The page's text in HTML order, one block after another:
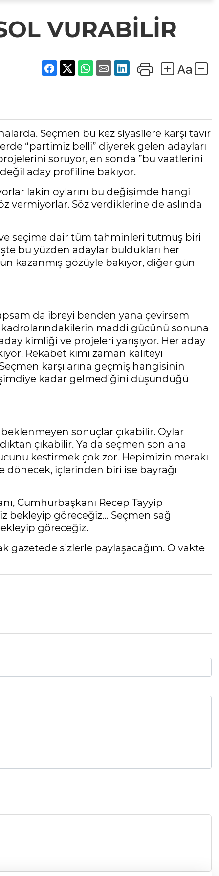
VURABİLİR
Seçmen bu kez siyasilere karşı tavır
“partimiz belli” diyerek gelen adayları
soruyor, en sonda ”bu vaatlerini
aday profiline bakıyor.
lakin oylarını bu değişimde hangi
vermiyorlar. Söz verdiklerine de aslında
ve seçime dair tüm tahminleri tutmuş biri
bu yüzden adaylar buldukları her
kazanmış gözüyle bakıyor, diğer gün
da ibreyi benden yana çevirsem
maddi gücünü sonuna
kimliği ve projeleri yarışıyor. Her aday
Rekabet kimi zaman kaliteyi
karşılarına geçmiş hangisinin
kadar gelmediğini düşündüğü
sonuçlar çıkabilir. Oylar
çıkabilir. Ya da seçmen son ana
kestirmek çok zor. Hepimizin merakı
dönecek, içlerinden biri ise bayrağı
Cumhurbaşkanı Recep Tayyip
bekleyip göreceğiz… Seçmen sağ
göreceğiz.
gazetede sizlerle paylaşacağım. O vakte